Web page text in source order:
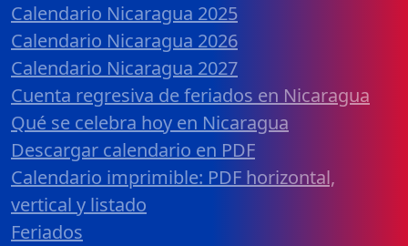
Calendario Nicaragua 2025
Calendario Nicaragua 2026
Calendario Nicaragua 2027
Cuenta regresiva de feriados en Nicaragua
Qué se celebra hoy en Nicaragua
Descargar calendario en PDF
Calendario imprimible: PDF horizontal,
vertical y listado
Feriados